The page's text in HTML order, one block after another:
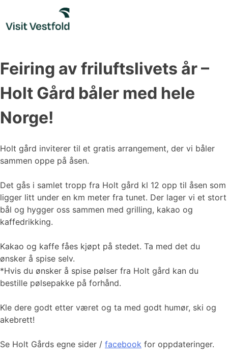
content
Feiring av friluftslivets år –
Holt Gård båler med hele
Norge!
Holt gård inviterer til et gratis arrangement, der vi båler
sammen oppe på åsen.
Det gås i samlet tropp fra Holt gård kl 12 opp til åsen som
ligger litt under en km meter fra tunet. Der lager vi et stort
bål og hygger oss sammen med grilling, kakao og
kaffedrikking.
Kakao og kaffe fåes kjøpt på stedet. Ta med det du
ønsker å spise selv.
*Hvis du ønsker å spise pølser fra Holt gård kan du
bestille pølsepakke på forhånd.
Kle dere godt etter været og ta med godt humør, ski og
akebrett!
Se Holt Gårds egne sider / facebook for oppdateringer.